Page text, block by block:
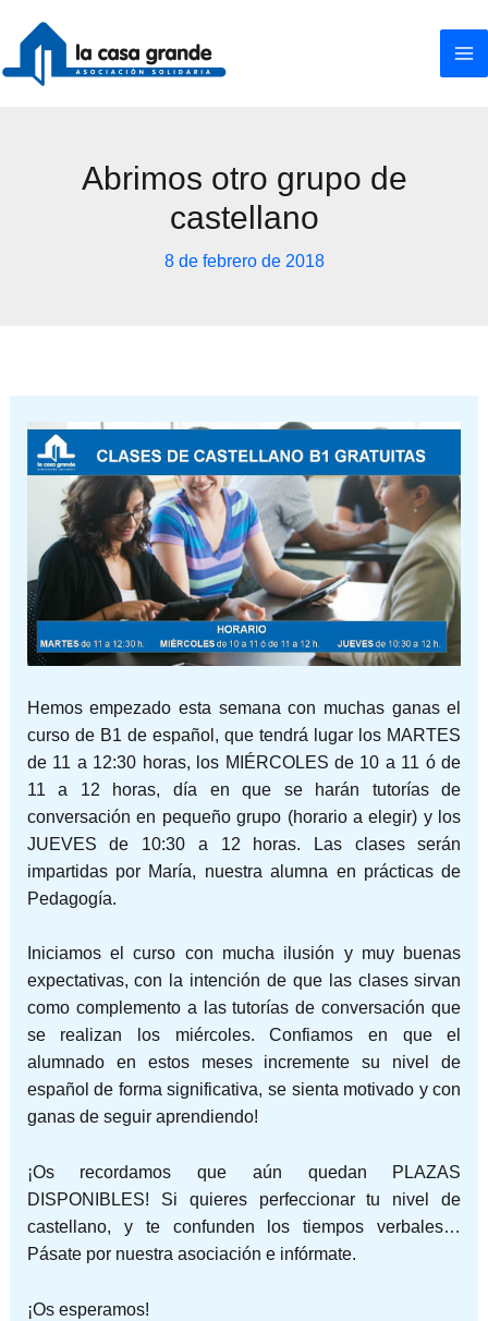
contenido
Abrimos otro grupo de
castellano
8 de febrero de 2018
Hemos empezado esta semana con muchas ganas el
curso de B1 de español, que tendrá lugar los MARTES
de 11 a 12:30 horas, los MIÉRCOLES de 10 a 11 ó de
11 a 12 horas, día en que se harán tutorías de
conversación en pequeño grupo (horario a elegir) y los
JUEVES de 10:30 a 12 horas. Las clases serán
impartidas por María, nuestra alumna en prácticas de
Pedagogía.
Iniciamos el curso con mucha ilusión y muy buenas
expectativas, con la intención de que las clases sirvan
como complemento a las tutorías de conversación que
se realizan los miércoles. Confiamos en que el
alumnado en estos meses incremente su nivel de
español de forma significativa, se sienta motivado y con
ganas de seguir aprendiendo!
¡Os recordamos que aún quedan PLAZAS
DISPONIBLES! Si quieres perfeccionar tu nivel de
castellano, y te confunden los tiempos verbales…
Pásate por nuestra asociación e infórmate.
¡Os esperamos!